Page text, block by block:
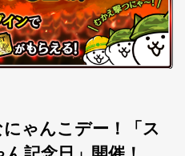
ゃんこデー！「ス